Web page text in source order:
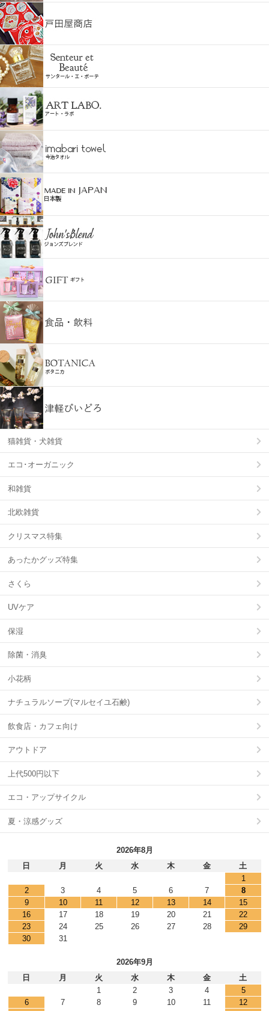
猫雑貨・犬雑貨
エコ･オーガニック
和雑貨
北欧雑貨
クリスマス特集
あったかグッズ特集
さくら
UVケア
保湿
除菌・消臭
小花柄
ナチュラルソープ(マルセイユ石鹸)
飲食店・カフェ向け
アウトドア
上代500円以下
エコ・アップサイクル
夏・涼感グッズ
2026年8月
日
月 火 水 木 金
土
1
2
3 4 5 6 7
8
9
10 11 12 13 14
15
16
17 18 19 20 21
22
23
24 25 26 27 28
29
30
31
2026年9月
日
月 火 水 木 金
土
1
2 3 4
5
6
7 8 9 10 11
12